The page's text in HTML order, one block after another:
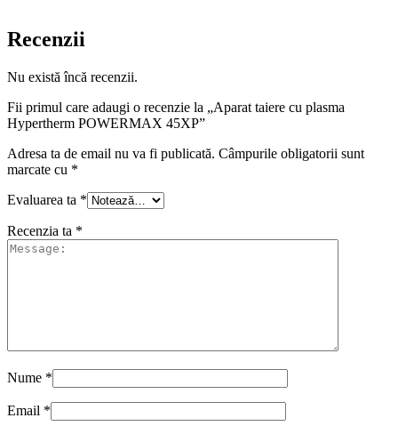
Recenzii
Nu există încă recenzii.
Fii primul care adaugi o recenzie la „Aparat taiere cu plasma
Hypertherm POWERMAX 45XP”
Adresa ta de email nu va fi publicată. Câmpurile obligatorii sunt
marcate cu *
Evaluarea ta *
Recenzia ta *
Nume *
Email *